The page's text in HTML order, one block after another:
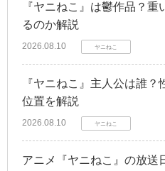
『ヤニねこ』は鬱作品？
るのか解説
2026.08.10 ヤニねこ
『ヤニねこ』主人公は誰
位置を解説
2026.08.10 ヤニねこ
アニメ『ヤニねこ』の放送